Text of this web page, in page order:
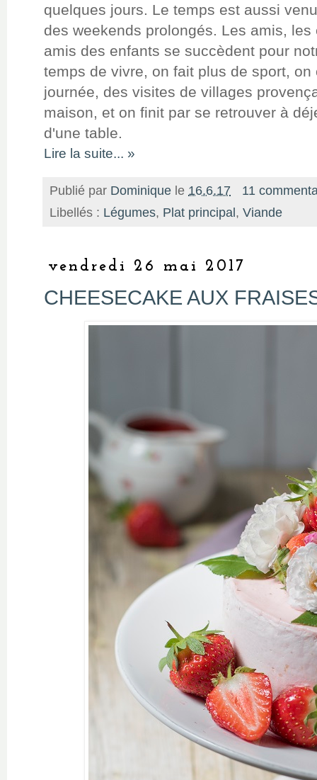
quelques jours. Le temps est aussi
des weekends prolongés. Les amis,
amis des enfants se succèdent pour
temps de vivre, on fait plus de sport,
journée, des visites de villages
maison, et on finit par se retrouver à
d'une table.
Lire la suite... »
Publié par Dominique le 16.6.17
11
Libellés : Légumes, Plat principal, Viande
vendredi 26 mai 2017
CHEESECAKE AUX